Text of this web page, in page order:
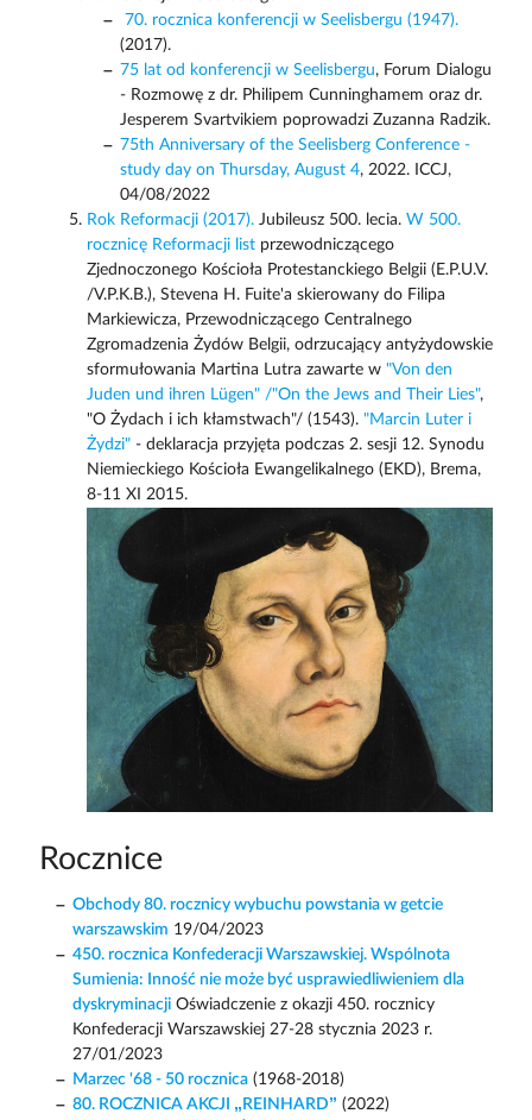
70. rocznica konferencji w Seelisbergu (1947).
(2017).
75 lat od konferencji w Seelisbergu, Forum Dialogu
- Rozmowę z dr. Philipem Cunninghamem oraz dr.
Jesperem Svartvikiem poprowadzi Zuzanna Radzik.
75th Anniversary of the Seelisberg Conference -
study day on Thursday, August 4, 2022. ICCJ,
04/08/2022
Rok Reformacji (2017).Jubileusz 500. lecia. W 500.
rocznicę Reformacji listprzewodniczącego
Zjednoczonego Kościoła Protestanckiego Belgii (E.P.U.V.
/V.P.K.B.), Stevena H. Fuite'a skierowany do Filipa
Markiewicza, Przewodniczącego Centralnego
Zgromadzenia Żydów Belgii, odrzucający antyżydowskie
sformułowania Martina Lutra zawarte w "Von den
Juden und ihren Lügen" /"On the Jews and Their Lies",
"O Żydach i ich kłamstwach"/ (1543). "Marcin Luter i
Żydzi"- deklaracja przyjęta podczas 2. sesji 12. Synodu
Niemieckiego Kościoła Ewangelikalnego (EKD), Brema,
8-11 XI 2015.
Rocznice
Obchody 80. rocznicy wybuchu powstania w getcie
warszawskim 19/04/2023
450. rocznica Konfederacji Warszawskiej. Wspólnota
Sumienia: Inność nie może być usprawiedliwieniem dla
dyskryminacjiOświadczenie z okazji 450. rocznicy
Konfederacji Warszawskiej 27-28 stycznia 2023 r.
27/01/2023
Marzec '68 - 50 rocznica(1968-2018)
80. ROCZNICA AKCJI „REINHARD” (2022)